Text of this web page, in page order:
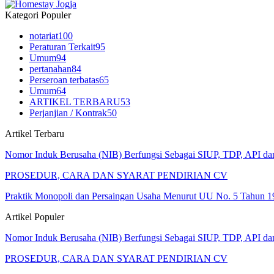
Kategori Populer
notariat100
Peraturan Terkait95
Umum94
pertanahan84
Perseroan terbatas65
Umum64
ARTIKEL TERBARU53
Perjanjian / Kontrak50
Artikel Terbaru
Nomor Induk Berusaha (NIB) Berfungsi Sebagai SIUP, TDP, API
PROSEDUR, CARA DAN SYARAT PENDIRIAN CV
Praktik Monopoli dan Persaingan Usaha Menurut UU No. 5 Tahun
Artikel Populer
Nomor Induk Berusaha (NIB) Berfungsi Sebagai SIUP, TDP, API
PROSEDUR, CARA DAN SYARAT PENDIRIAN CV